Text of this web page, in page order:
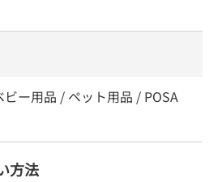
ー用品 / ペット用品 / POSA
方法